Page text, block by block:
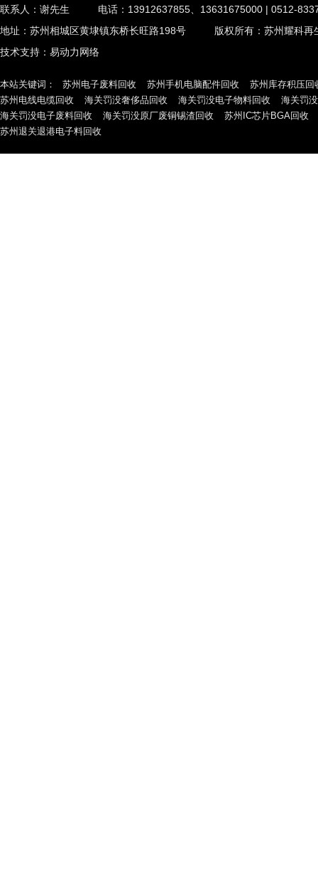
联系人：谢先生
电话：13912637855、13631675000 | 0512-
地址：苏州相城区黄埭镇东桥长旺路198号
版权所有：苏州耀科再
技术支持： 易动力网络
本站关键词： 苏州电子废料回收 苏州手机电脑配件回收
苏州库存积压回
苏州电线电缆回收
海关罚没奢侈品回收 海关罚没电子物料回收
海关罚
海关罚没电子废料回收
海关罚没原厂废铜锡渣回收
苏州IC芯片BGA回收
苏州退关退港电子料回收